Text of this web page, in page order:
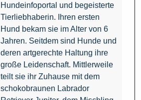
Hundeinfoportal und begeisterte
Tierliebhaberin. Ihren ersten
Hund bekam sie im Alter von 6
Jahren. Seitdem sind Hunde und
deren artgerechte Haltung ihre
große Leidenschaft. Mittlerweile
teilt sie ihr Zuhause mit dem
schokobraunen Labrador